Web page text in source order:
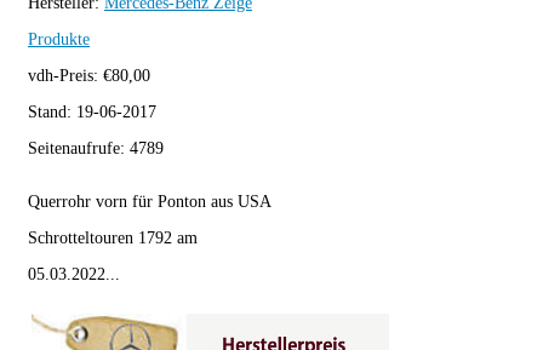
Produkte
vdh-Preis: €80,00
Stand: 19-06-2017
Seitenaufrufe: 4789
Querrohr vorn für Ponton aus USA
Schrotteltouren 1792 am
05.03.2022...